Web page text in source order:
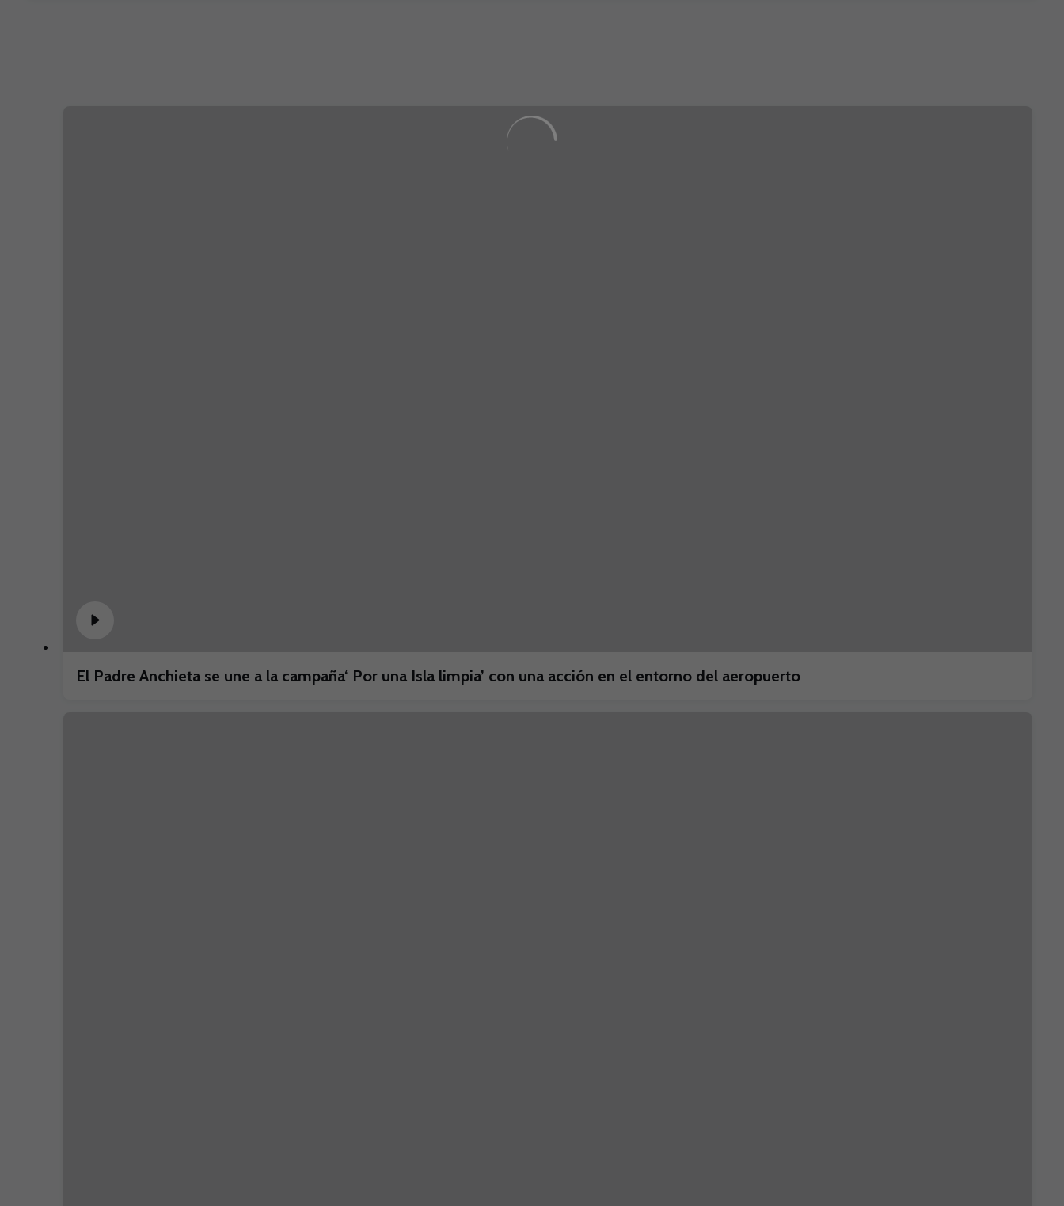
El Padre Anchieta se une a la campaña‘ Por una Isla limpia’ con una acción en el entorno del aeropuerto